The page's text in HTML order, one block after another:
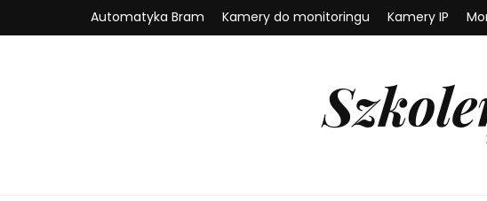
Automatyka Bram Kamery do monitoringu Kamery IP